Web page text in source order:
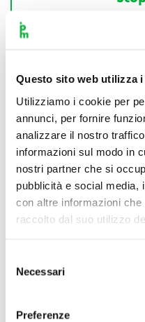
Questo sito web utilizza
Utilizziamo i cookie per
annunci, per fornire
analizzare il nostro
informazioni sul modo in
nostri partner che si
pubblicità e social media,
con altre informazioni
raccolto dal suo utilizzo
delNecessari
Preferenze